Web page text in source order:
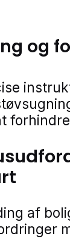
og
af